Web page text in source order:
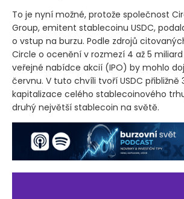
To je nyní možné, protože společnost
Group, emitent stablecoinu USDC,
o vstup na burzu. Podle zdrojů
Circle o ocenění v rozmezí 4 až 5 miliard
veřejné nabídce akcií (IPO) by mohlo
červnu. V tuto chvíli tvoří USDC přibližně
kapitalizace celého stablecoinového
druhý největší stablecoin na světě.